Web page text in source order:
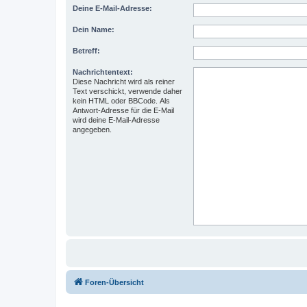
Deine E-Mail-Adresse:
Dein Name:
Betreff:
Nachrichtentext:
Diese Nachricht wird als reiner
Text verschickt, verwende daher
kein HTML oder BBCode. Als
Antwort-Adresse für die E-Mail
wird deine E-Mail-Adresse
angegeben.
Foren-Übersicht